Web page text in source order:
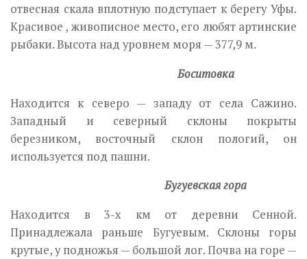
отвесная скала вплотную подступает к берегу Уфы.
Красивое , живописное место, его любят артинские
рыбаки. Высота над уровнем моря — 377,9 м.
Боситовка
Находится к северо — западу от села Сажино.
Западный и северный склоны покрыты
березником, восточный склон пологий, он
используется под пашни.
Бугуевская гора
Находится в 3-х км от деревни Сенной.
Принадлежала раньше Бугуевым. Склоны горы
крутые, у подножья — большой лог. Почва на горе —